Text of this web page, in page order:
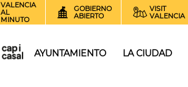
VALENCIA
AL
MINUTO
GOBIERNO
ABIERTO
VISIT
VALENCIA
AYUNTAMIENTO LA CIUDAD